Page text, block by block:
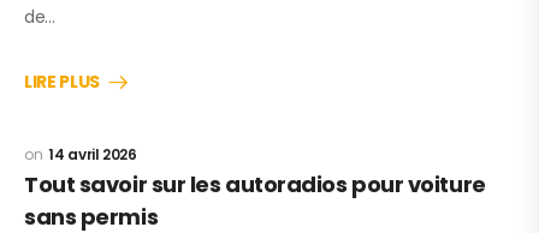
de…
LIRE PLUS
14 avril 2026
Tout savoir sur les autoradios pour voiture
sans permis